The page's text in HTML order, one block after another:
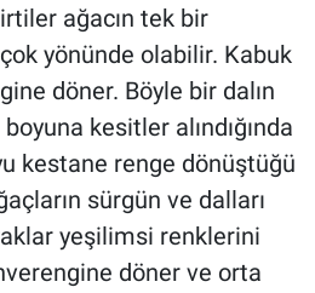
ağacın tek bir
yönünde olabilir. Kabuk
döner. Böyle bir dalın
kesitler alındığında
kestane renge dönüştüğü
sürgün ve dalları
yeşilimsi renklerini
döner ve orta